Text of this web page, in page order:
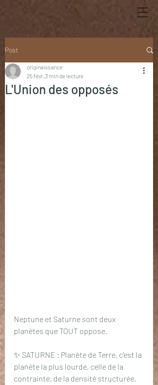
Post
L'Union des opposés
originaissance
25 févr. 3 min de lecture
Neptune et Saturne sont deux
planètes que TOUT oppose.
✨ SATURNE : Planète de Terre, c'est la
planète la plus lourde, celle de la
contrainte, de la densité structurée,